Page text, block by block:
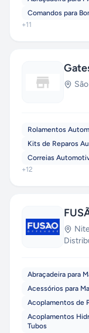
Comandos para
+11
Rolamentos
Kits de Reparos
Correias
+12
Abraçadeira para
Acessórios para
Acoplamentos de
Acoplamentos
Tubos